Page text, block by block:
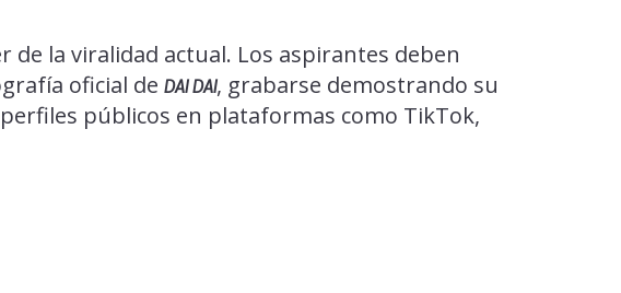
de la viralidad actual. Los aspirantes deben
oficial de DAI DAI, grabarse demostrando su
públicos en plataformas como TikTok,